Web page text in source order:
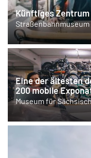
Künftiges
Eine der ältesten
200 mobile
Museum für